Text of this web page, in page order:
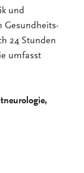
und
Gesundheits-
24 Stunden
umfasst